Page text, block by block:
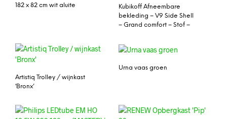
182 x 82 cm wit aluite
Kubikoff Afneembare
bekleding – V9 Side Shell
– Grand comfort – Stof –
Artistiq Trolley / wijnkast
‘Bronx’
Urna vaas groen